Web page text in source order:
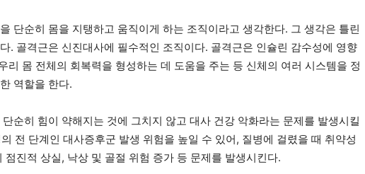
단순히 몸을 지탱하고 움직이게 하는 조직이라고 생각한다. 그 생각은 틀린
. 골격근은 신진대사에 필수적인 조직이다. 골격근은 인슐린 감수성에 영향
리 몸 전체의 회복력을 형성하는 데 도움을 주는 등 신체의 여러 시스템을 정
역할을 한다.
순히 힘이 약해지는 것에 그치지 않고 대사 건강 악화라는 문제를 발생시킬
전 단계인 대사증후군 발생 위험을 높일 수 있어, 질병에 걸렸을 때 취약성
점진적 상실, 낙상 및 골절 위험 증가 등 문제를 발생시킨다.